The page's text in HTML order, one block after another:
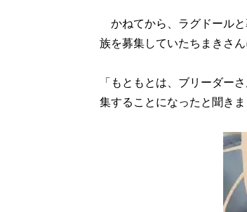
かねてから、ラグドールと
族を募集していたちまきさん
「もともとは、ブリーダー
集することになったと聞きま